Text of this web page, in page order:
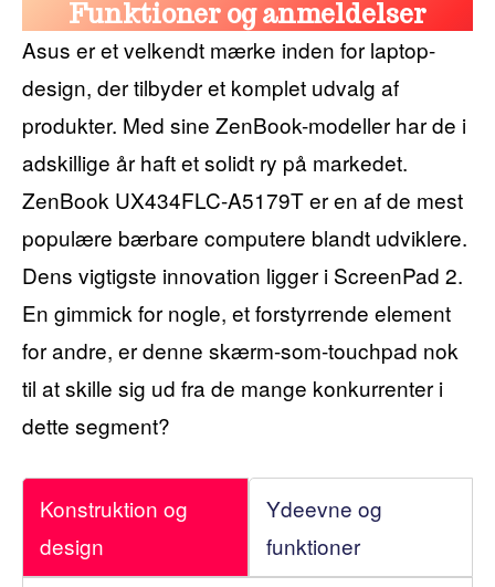
Funktioner og anmeldelser
Asus er et velkendt mærke inden for laptop-
design, der tilbyder et komplet udvalg af
produkter. Med sine ZenBook-modeller har de i
adskillige år haft et solidt ry på markedet.
ZenBook UX434FLC-A5179T er en af ​​de mest
populære bærbare computere blandt udviklere.
Dens vigtigste innovation ligger i ScreenPad 2.
En gimmick for nogle, et forstyrrende element
for andre, er denne skærm-som-touchpad nok
til at skille sig ud fra de mange konkurrenter i
dette segment?
Konstruktion og
design
Ydeevne og
funktioner